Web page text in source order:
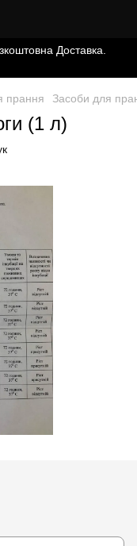
Доставка.
прання Засоби для
(1 л)